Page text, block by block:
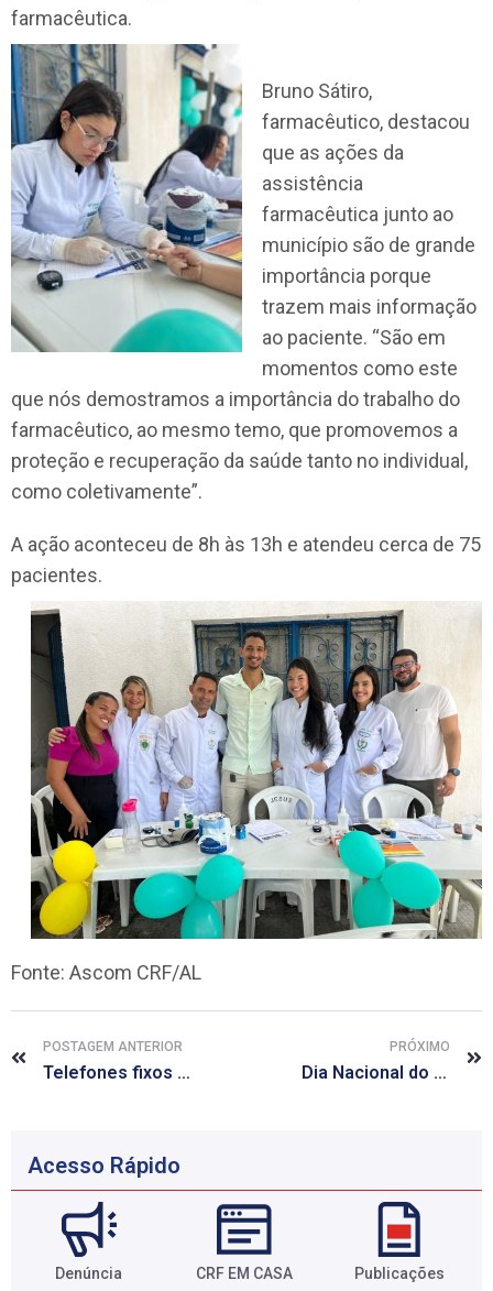
farmacêutica.
Bruno Sátiro,
farmacêutico, destacou
que as ações da
assistência
farmacêutica junto ao
município são de grande
importância porque
trazem mais informação
ao paciente. “São em
momentos como este
que nós demostramos a importância do trabalho do
farmacêutico, ao mesmo temo, que promovemos a
proteção e recuperação da saúde tanto no individual,
como coletivamente”.
A ação aconteceu de 8h às 13h e atendeu cerca de 75
pacientes.
Fonte: Ascom CRF/AL
POSTAGEM ANTERIOR
Telefones fixos estão passando por instabilidade
PRÓXIMO
Dia Nacional do Farmacêutico: CRF/AL distribuí de protetores solares em Maceió e Arapiraca
Acesso Rápido
Denúncia CRF EM CASA Publicações